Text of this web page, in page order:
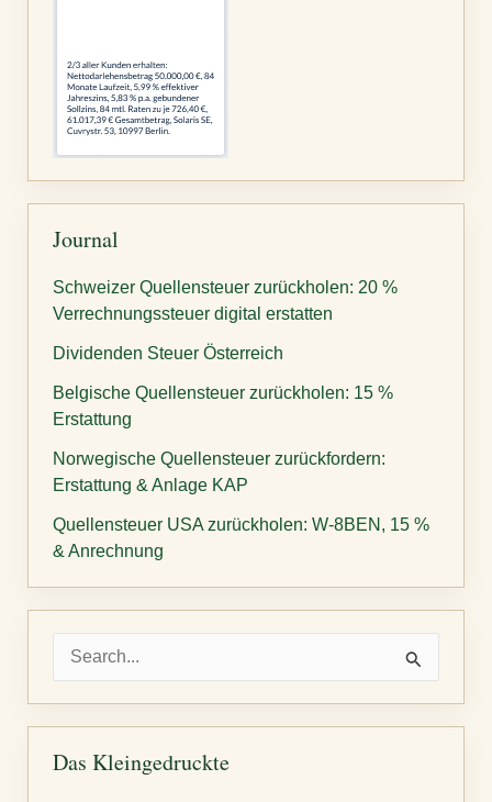
Journal
Schweizer Quellensteuer zurückholen: 20 %
Verrechnungssteuer digital erstatten
Dividenden Steuer Österreich
Belgische Quellensteuer zurückholen: 15 %
Erstattung
Norwegische Quellensteuer zurückfordern:
Erstattung & Anlage KAP
Quellensteuer USA zurückholen: W-8BEN, 15 %
& Anrechnung
h
Das Kleingedruckte